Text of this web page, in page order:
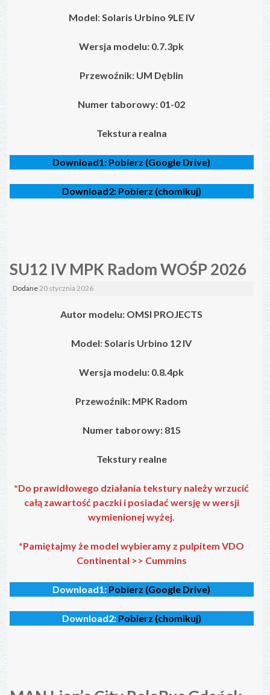
Model: Solaris Urbino 9LE IV
Wersja modelu: 0.7.3pk
Przewoźnik: UM Dęblin
Numer taborowy: 01-02
Tekstura realna
Download1: Pobierz (Google Drive)
Download2: Pobierz (chomikuj)
SU12 IV MPK Radom WOŚP 2026
Dodane20 stycznia 2026
Autor modelu: OMSI PROJECTS
Model:Solaris Urbino 12 IV
Wersja modelu: 0.8.4pk
Przewoźnik: MPK Radom
Numer taborowy: 815
Tekstury realne
*Do prawidłowego działania tekstury należy wrzucić
całą zawartość paczki i posiadać wersję w wersji
wymienionej wyżej.
*Pamiętajmy że model wybieramy z pulpitem VDO
Continental >> Cummins
Download1: Pobierz (Google Drive)
Download2: Pobierz (chomikuj)